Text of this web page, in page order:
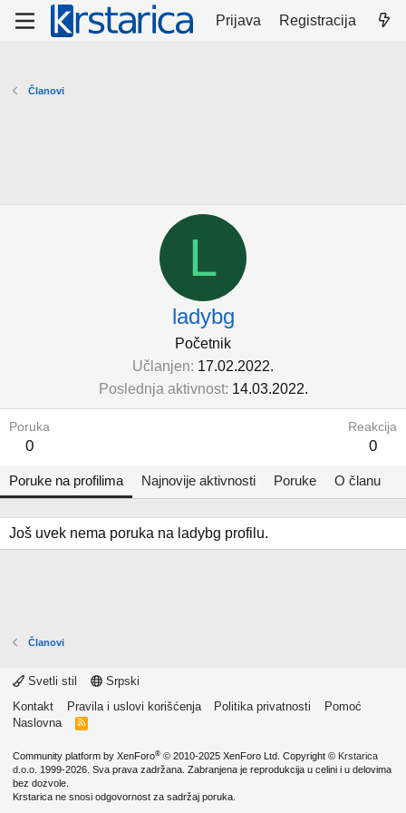
Prijava Registracija
Članovi
L
ladybg
Početnik
Učlanjen 17.02.2022.
Poslednja aktivnost 14.03.2022.
Poruka
0
Reakcija
0
Poruke na profilima Najnovije aktivnosti Poruke O članu
Još uvek nema poruka na ladybg profilu.
Članovi
Svetli stil
Srpski
Kontakt
Pravila i uslovi korišćenja Politika privatnosti
Pomoć
Naslovna
R
Community platform by XenForo® © 2010-2025 XenForo Ltd. Copyright © Krstarica
d.o.o. 1999-2026. Sva prava zadržana. Zabranjena je reprodukcija u celini i u delovima
bez dozvole.
Krstarica ne snosi odgovornost za sadržaj poruka.